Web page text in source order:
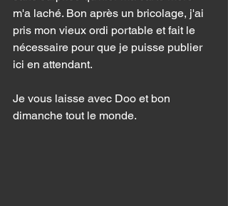
m'a laché. Bon après un bricolage, j'ai
pris mon vieux ordi portable et fait le
nécessaire pour que je puisse publier
ici en attendant.
Je vous laisse avec Doo et bon
dimanche tout le monde.